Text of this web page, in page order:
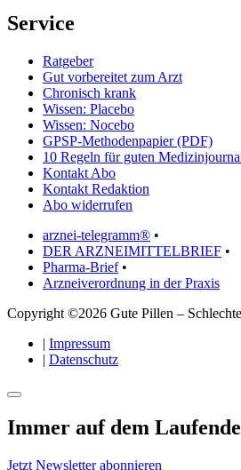
Service
Ratgeber
Gut vorbereitet zum Arzt
Chronisch krank
Wissen: Placebo
Wissen: Nocebo
GPSP-Methodenpapier (PDF)
10 Regeln für guten
Kontakt Abo
Kontakt Redaktion
Abo widerrufen
arznei-telegramm® •
DER ARZNEIMITTELBRIEF •
Pharma-Brief•
Arzneiverordnung in der Praxis
Copyright ©2026 Gute Pillen –
| Impressum
| Datenschutz
Immer auf dem
Jetzt Newsletter abonnieren